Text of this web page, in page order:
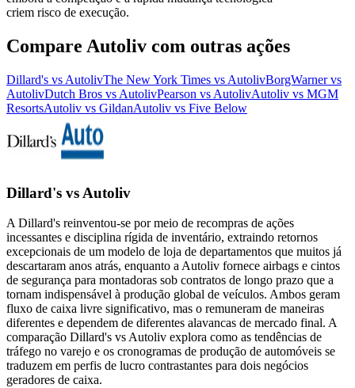
criem risco de execução.
Compare Autoliv com outras ações
Dillard's vs AutolivThe New York Times vs AutolivBorgWarner vs
AutolivDutch Bros vs AutolivPearson vs AutolivAutoliv vs MGM
ResortsAutoliv vs GildanAutoliv vs Five Below
Dillard's vs Autoliv
A Dillard's reinventou-se por meio de recompras de ações
incessantes e disciplina rígida de inventário, extraindo retornos
excepcionais de um modelo de loja de departamentos que muitos já
descartaram anos atrás, enquanto a Autoliv fornece airbags e cintos
de segurança para montadoras sob contratos de longo prazo que a
tornam indispensável à produção global de veículos. Ambos geram
fluxo de caixa livre significativo, mas o remuneram de maneiras
diferentes e dependem de diferentes alavancas de mercado final. A
comparação Dillard's vs Autoliv explora como as tendências de
tráfego no varejo e os cronogramas de produção de automóveis se
traduzem em perfis de lucro contrastantes para dois negócios
geradores de caixa.